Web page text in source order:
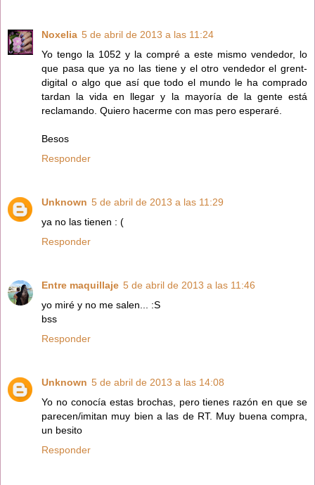
Noxelia 5 de abril de 2013 a las 11:24
Yo tengo la 1052 y la compré a este mismo vendedor, lo
que pasa que ya no las tiene y el otro vendedor el grent-
digital o algo que así que todo el mundo le ha comprado
tardan la vida en llegar y la mayoría de la gente está
reclamando. Quiero hacerme con mas pero esperaré.
Besos
Responder
Unknown 5 de abril de 2013 a las 11:29
ya no las tienen : (
Responder
Entre maquillaje 5 de abril de 2013 a las 11:46
yo miré y no me salen... :S
bss
Responder
Unknown 5 de abril de 2013 a las 14:08
Yo no conocía estas brochas, pero tienes razón en que se
parecen/imitan muy bien a las de RT. Muy buena compra,
un besito
Responder